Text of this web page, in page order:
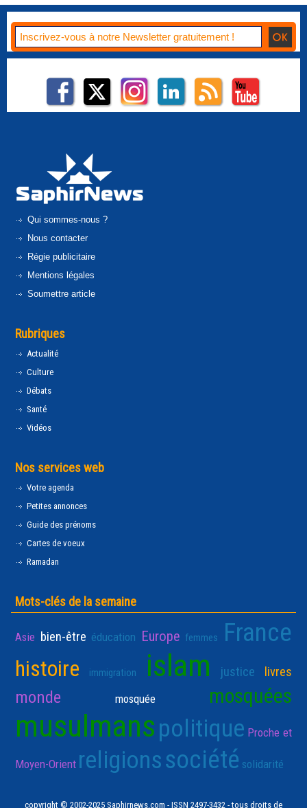
Qui sommes-nous ?
Nous contacter
Régie publicitaire
Mentions légales
Soumettre article
Rubriques
Actualité
Culture
Débats
Santé
Vidéos
Nos services web
Votre agenda
Petites annonces
Guide des prénoms
Cartes de voeux
Ramadan
Mots-clés de la semaine
Asie bien-être éducation Europe femmes France
histoire immigration islam justice livres
monde mosquée mosquées
musulmanspolitique Proche et
Moyen-Orient religionssociété solidarité
copyright © 2002-2025 Saphirnews.com - ISSN 2497-3432 - tous droits de